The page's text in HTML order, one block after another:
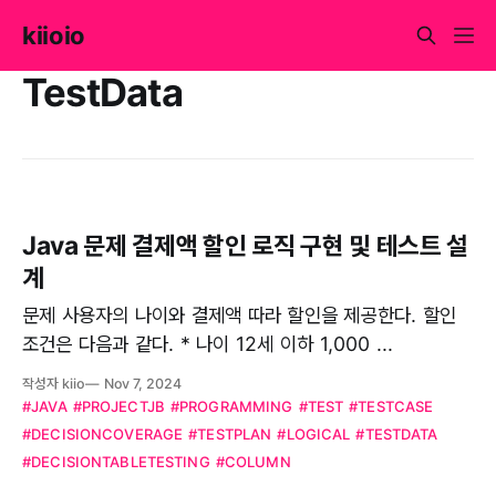
kiioio
TestData
Java 문제 결제액 할인 로직 구현 및 테스트 설
계
문제 사용자의 나이와 결제액 따라 할인을 제공한다. 할인
조건은 다음과 같다. * 나이 12세 이하 1,000 ...
작성자 kiio Nov 7, 2024
#JAVA #PROJECTJB #PROGRAMMING #TEST #TESTCASE
#DECISIONCOVERAGE #TESTPLAN #LOGICAL #TESTDATA
#DECISIONTABLETESTING #COLUMN